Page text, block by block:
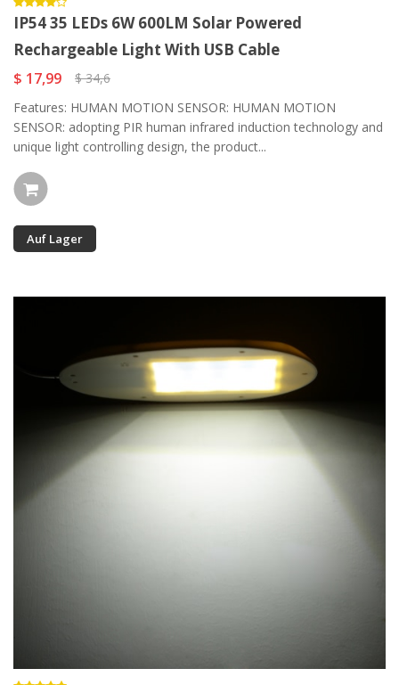
IP54 35 LEDs 6W 600LM Solar Powered
Rechargeable Light With USB Cable
$ 17,99
$ 34,6
Features: HUMAN MOTION SENSOR: HUMAN MOTION
SENSOR: adopting PIR human infrared induction technology and
unique light controlling design, the product...
Auf Lager